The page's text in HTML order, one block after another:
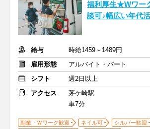
福利厚生★Wワー
談可♪幅広い年代
給与
時給1459～1489円
雇用形態
アルバイト・パート
シフト
週2日以上
アクセス
茅ケ崎駅
車7分
副業・Ｗワーク歓迎 ネイル可
シルバー歓迎